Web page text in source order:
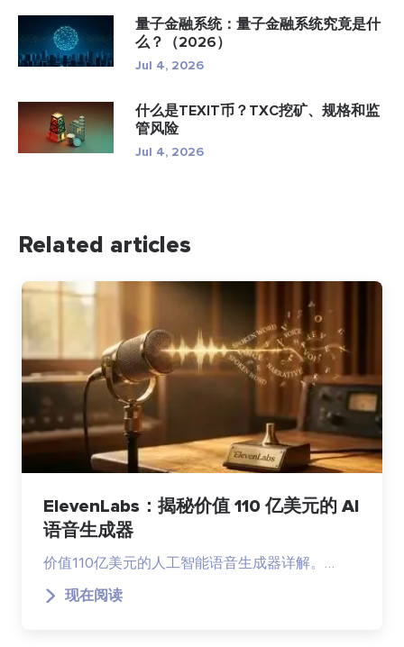
量子金融系统：量子金融系统究竟是什
么？（2026）
Jul 4, 2026
什么是TEXIT币？TXC挖矿、规格和监
管风险
Jul 4, 2026
Related articles
ElevenLabs：揭秘价值 110 亿美元的 AI
语音生成器
价值110亿美元的人工智能语音生成器详解。…
现在阅读